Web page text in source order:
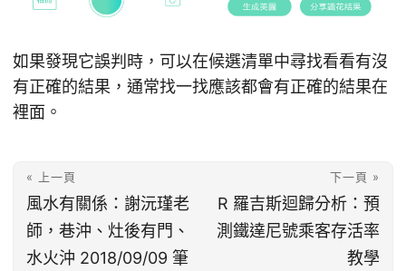
如果發現它誤判時，可以在候選清單中尋找看看有沒
有正確的結果，通常找一找應該都會有正確的結果在
裡面。
« 上一頁
風水有關係：謝沅瑾老
師，巷沖、灶後有門、
水火沖 2018/09/09 筆
下一頁 »
R 羅吉斯迴歸分析：預
測鐵達尼號乘客存活率
教學